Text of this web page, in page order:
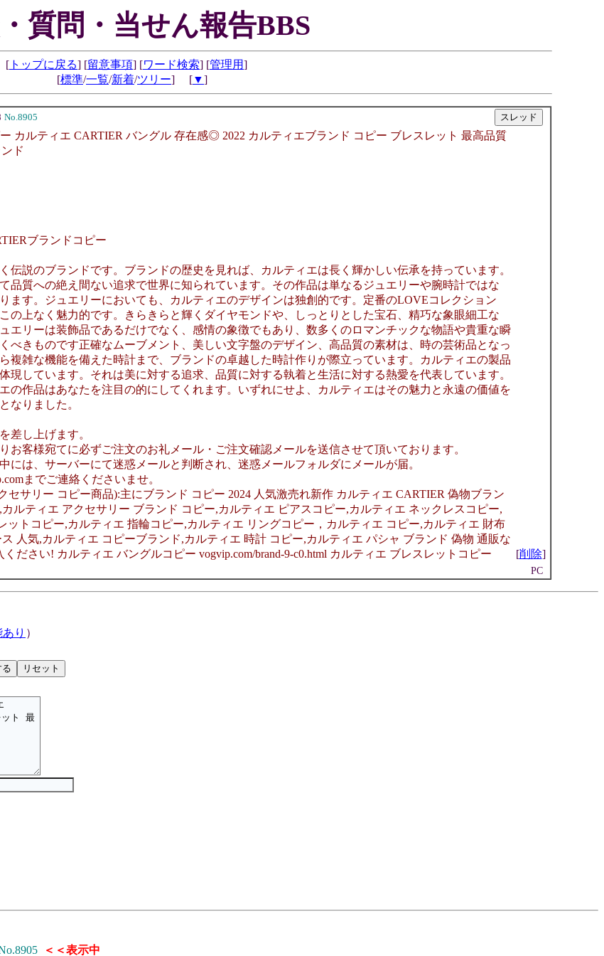
質問・当せん報告BBS
[ トップに戻る] [留意事項] [ワード検索] [管理用]
[標準/一覧/新着/ツリー] [▼]
No.8905
ー カルティエ CARTIER バングル 存在感◎ 2022 カルティエブランド コピー ブレスレット 最高品質
ド
ブランドコピー
伝説のブランドです。ブランドの歴史を見れば、カルティエは長く輝かしい伝承を持っています。
品質への絶え間ない追求で世界に知られています。その作品は単なるジュエリーや腕時計ではな
ます。ジュエリーにおいても、カルティエのデザインは独創的です。定番のLOVEコレクション
の上なく魅力的です。きらきらと輝くダイヤモンドや、しっとりとした宝石、精巧な象眼細工な
エリーは装飾品であるだけでなく、感情の象徴でもあり、数多くのロマンチックな物語や貴重な瞬
べきものです正確なムーブメント、美しい文字盤のデザイン、高品質の素材は、時の芸術品となっ
複雑な機能を備えた時計まで、ブランドの卓越した時計作りが際立っています。カルティエの製品
現しています。それは美に対する追求、品質に対する執着と生活に対する熱愛を代表しています。
の作品はあなたを注目の的にしてくれます。いずれにせよ、カルティエはその魅力と永遠の価値を
なりました。
差し上げます。
客様宛てに必ずご注文のお礼メール・ご注文確認メールを送信させて頂いております。
は、サーバーにて迷惑メールと判断され、迷惑メールフォルダにメールが届。
までご連絡くださいませ。
セサリー コピー商品):主にブランド コピー 2024 人気激売れ新作 カルティエ CARTIER 偽物ブラン
ルティエ アクセサリー ブランド コピー,カルティエ ピアスコピー,カルティエ ネックレスコピー,
ットコピー,カルティエ 指輪コピー,カルティエ リングコピー，カルティエ コピー,カルティエ 財布
人気,カルティエ コピーブランド,カルティエ 時計 コピー,カルティエ パシャ ブランド 偽物 通販な
ださい! カルティエ バングルコピー vogvip.com/brand-9-c0.html カルティエ ブレスレットコピー
[削除]
PC
り ）
＜＜表示中